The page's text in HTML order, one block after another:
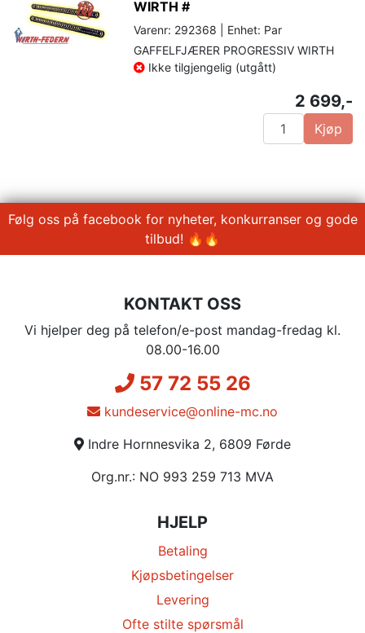
WIRTH #
Varenr: 292368 | Enhet: Par
GAFFELFJÆRER PROGRESSIV WIRTH
Ikke tilgjengelig (utgått)
2 699,-
Kjøp
Følg oss på facebook for nyheter, konkurranser og gode
tilbud! 🔥🔥
KONTAKT OSS
Vi hjelper deg på telefon/e-post mandag-fredag kl.
08.00-16.00
57 72 55 26
kundeservice@online-mc.no
Indre Hornnesvika 2, 6809 Førde
Org.nr.: NO 993 259 713 MVA
HJELP
Betaling
Kjøpsbetingelser
Levering
Ofte stilte spørsmål